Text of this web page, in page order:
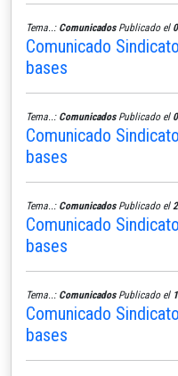
Tema..: ComunicadosPublicado el
Comunicado
bases
Tema..: ComunicadosPublicado el
Comunicado
bases
Tema..: ComunicadosPublicado el
Comunicado
bases
Tema..: ComunicadosPublicado el
Comunicado
bases